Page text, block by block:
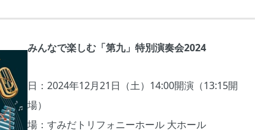
みんなで楽しむ「第九」特別演奏会2024
日：2024年12月21日（土）14:00開演（13:15開
場）
場：すみだトリフォニーホール 大ホール